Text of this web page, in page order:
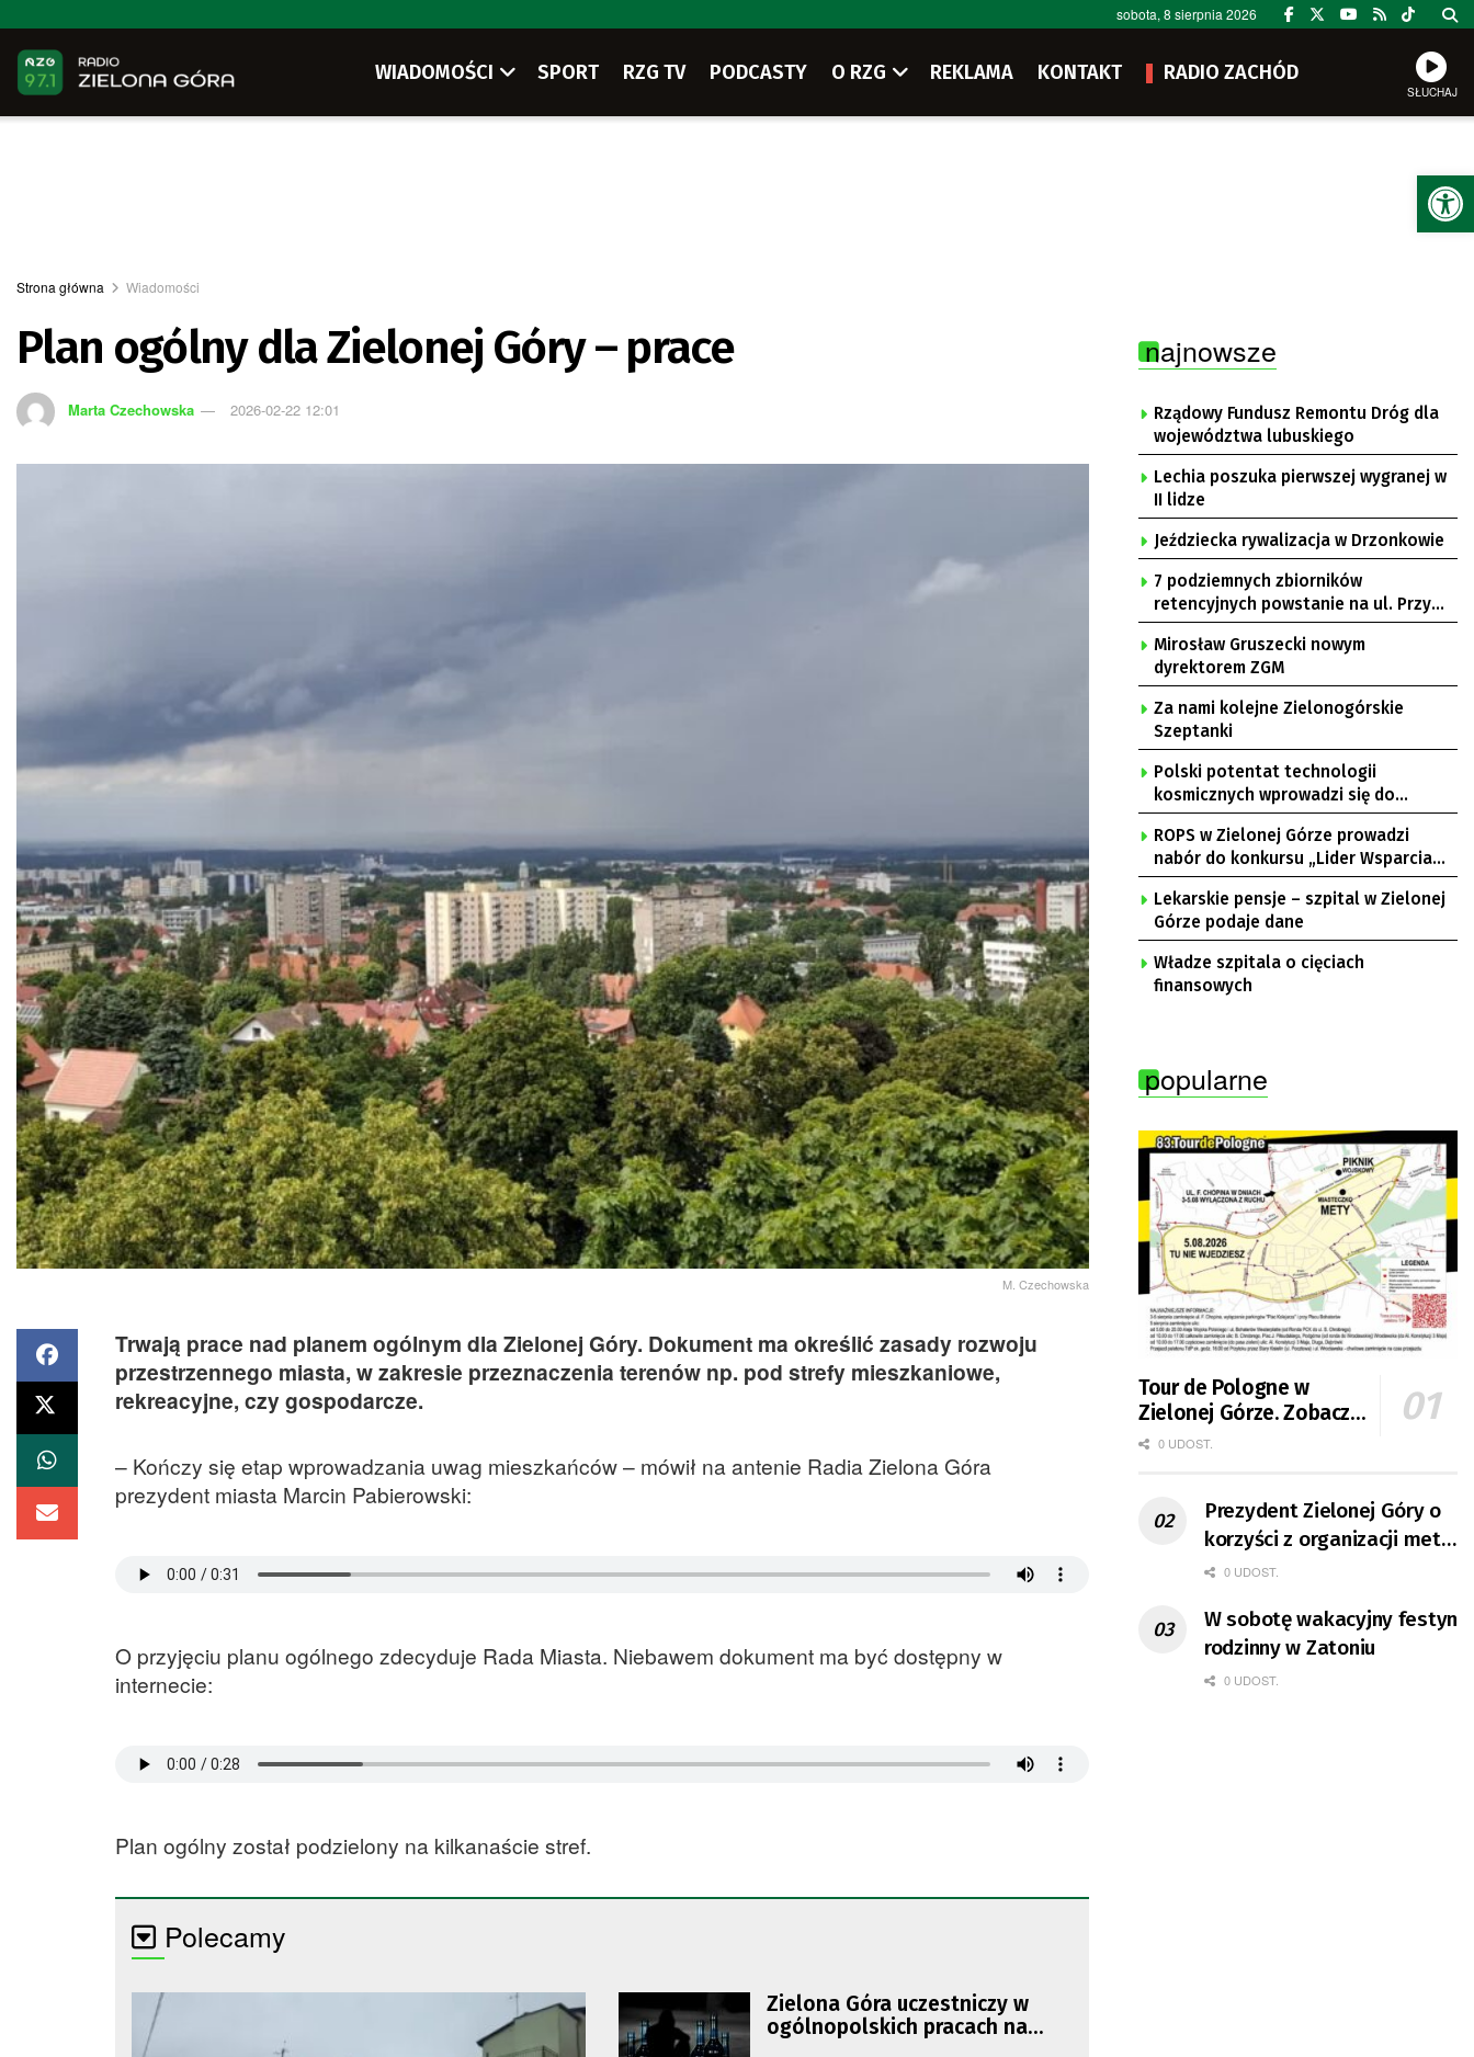
sobota, 8 sierpnia 2026
WIADOMOŚCI SPORT RZG TV PODCASTY O RZG REKLAMA KONTAKT RADIO ZACHÓD
SŁUCHAJ
Strona główna Wiadomości
Plan ogólny dla Zielonej Góry – prace
Marta Czechowska 2026-02-22 12:01
M. Czechowska
Trwają prace nad planem ogólnym dla Zielonej Góry. Dokument ma określić zasady rozwoju
przestrzennego miasta, w zakresie przeznaczenia terenów np. pod strefy mieszkaniowe,
rekreacyjne, czy gospodarcze.
– Kończy się etap wprowadzania uwag mieszkańców – mówił na antenie Radia Zielona Góra
prezydent miasta Marcin Pabierowski:
O przyjęciu planu ogólnego zdecyduje Rada Miasta. Niebawem dokument ma być dostępny w
internecie:
Plan ogólny został podzielony na kilkanaście stref.
Polecamy
Zielona Góra uczestniczy w
ogólnopolskich pracach na
najnowsze
Rządowy Fundusz Remontu Dróg dla
województwa lubuskiego
Lechia poszuka pierwszej wygranej w
II lidze
Jeździecka rywalizacja w Drzonkowie
7 podziemnych zbiorników
retencyjnych powstanie na ul. Przy
Gazowni
Mirosław Gruszecki nowym
dyrektorem ZGM
Za nami kolejne Zielonogórskie
Szeptanki
Polski potentat technologii
kosmicznych wprowadzi się do
Zielonej Góry
ROPS w Zielonej Górze prowadzi
nabór do konkursu „Lider Wsparcia
Seniora”
Lekarskie pensje – szpital w Zielonej
Górze podaje dane
Władze szpitala o cięciach
finansowych
popularne
Tour de Pologne w
Zielonej Górze. Zobacz
zmiany w organizacji
0 UDOST.
Prezydent Zielonej Góry o
korzyści z organizacji mety
Tour de Pologne
0 UDOST.
W sobotę wakacyjny festyn
rodzinny w Zatoniu
0 UDOST.